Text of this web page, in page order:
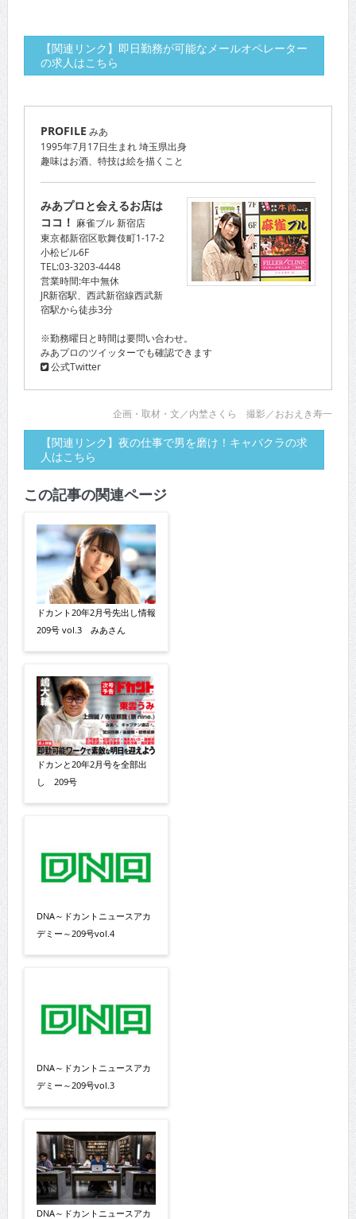
【関連リンク】即日勤務が可能なメールオペレーター
の求人はこちら
PROFILE みあ
1995年7月17日生まれ 埼玉県出身
趣味はお酒、特技は絵を描くこと
みあプロと会えるお店は
ココ！ 麻雀ブル 新宿店
東京都新宿区歌舞伎町1-17-2
小松ビル6F
TEL:03-3203-4448
営業時間:年中無休
JR新宿駅、西武新宿線西武新
宿駅から徒歩3分
※勤務曜日と時間は要問い合わせ。
みあプロのツイッターでも確認できます
公式Twitter
企画・取材・文／内埜さくら 撮影／おおえき寿一
【関連リンク】夜の仕事で男を磨け！キャバクラの求
人はこちら
この記事の関連ページ
ドカント20年2月号先出し情報
209号 vol.3 みあさん
ドカンと20年2月号を全部出
し 209号
DNA～ドカントニュースアカ
デミー～209号vol.4
DNA～ドカントニュースアカ
デミー～209号vol.3
DNA～ドカントニュースアカ